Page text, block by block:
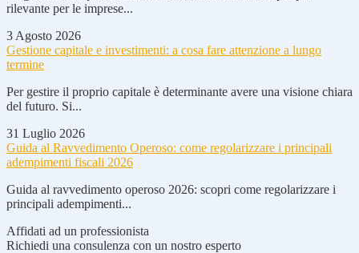
rilevante per le imprese...
3 Agosto 2026
Gestione capitale e investimenti: a cosa fare attenzione a lungo
termine
Per gestire il proprio capitale è determinante avere una visione chiara
del futuro. Si...
31 Luglio 2026
Guida al Ravvedimento Operoso: come regolarizzare i principali
adempimenti fiscali 2026
Guida al ravvedimento operoso 2026: scopri come regolarizzare i
principali adempimenti...
Affidati ad un professionista
Richiedi una consulenza con un nostro esperto